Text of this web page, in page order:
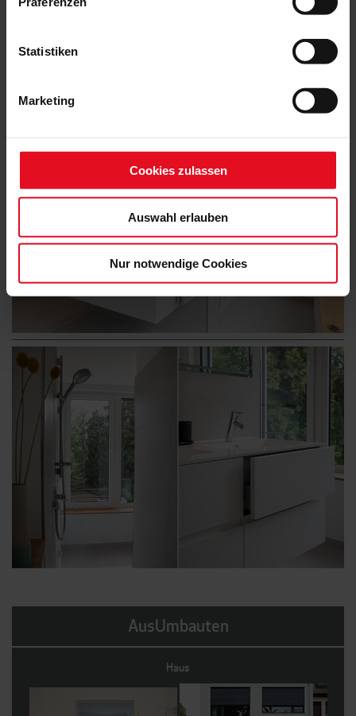
Statistiken
Marketing
Cookies zulassen
Auswahl erlauben
Nur notwendige Cookies
AusUmbauten
Haus